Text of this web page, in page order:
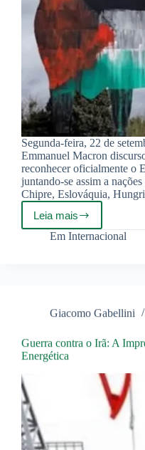
Segunda-feira, 22 de
Emmanuel Macron
reconhecer oficialmente o
juntando-se assim a
Chipre, Eslováquia,
Leia mais
A
Espanha
Sánchez,
Fidelidade
Diplomática
Em Internacional
Giacomo Gabellini
Guerra contra o Irã: A
Energética